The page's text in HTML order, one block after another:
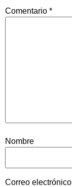
Comentario *
Nombre
Correo electrónico